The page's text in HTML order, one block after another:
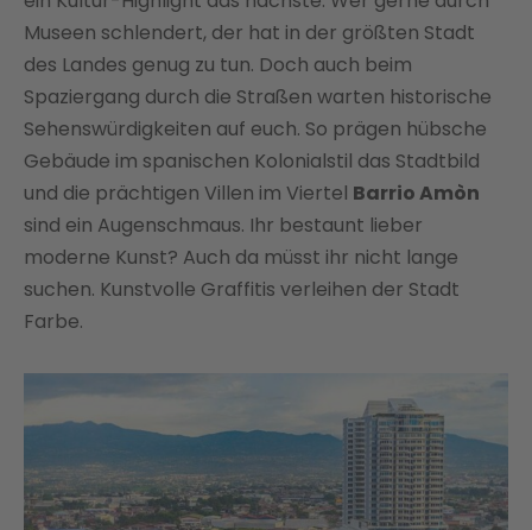
Museen schlendert, der hat in der größten Stadt
des Landes genug zu tun. Doch auch beim
Spaziergang durch die Straßen warten historische
Sehenswürdigkeiten auf euch. So prägen hübsche
Gebäude im spanischen Kolonialstil das Stadtbild
und die prächtigen Villen im Viertel Barrio Amòn
sind ein Augenschmaus. Ihr bestaunt lieber
moderne Kunst? Auch da müsst ihr nicht lange
suchen. Kunstvolle Graffitis verleihen der Stadt
Farbe.